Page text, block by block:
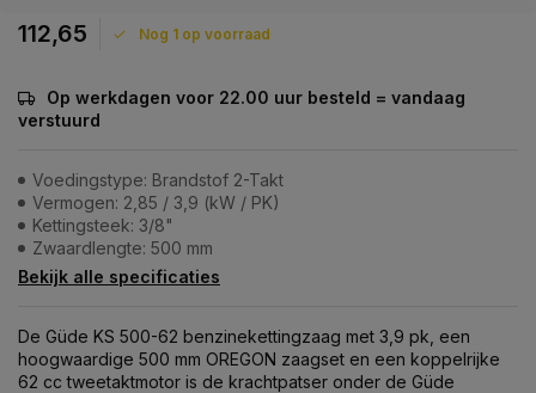
112,65 Nog 1 op voorraad
Op werkdagen voor 22.00 uur besteld = vandaag
verstuurd
Voedingstype: Brandstof 2-Takt
Vermogen: 2,85 / 3,9 (kW / PK)
Kettingsteek: 3/8"
Zwaardlengte: 500 mm
Bekijk alle specificaties
De Güde KS 500-62 benzinekettingzaag met 3,9 pk, een
hoogwaardige 500 mm OREGON zaagset en een koppelrijke
62 cc tweetaktmotor is de krachtpatser onder de Güde